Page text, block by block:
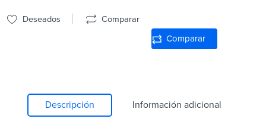
Deseados Comparar
Comparar
Descripción Información adicional